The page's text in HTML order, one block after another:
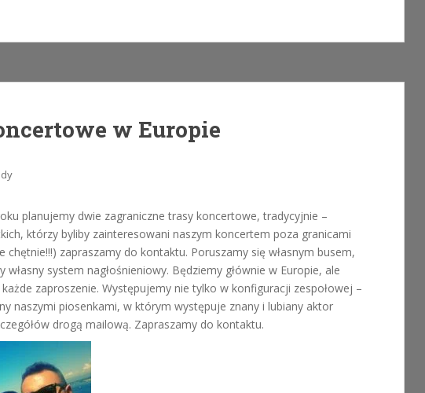
w Europie
planujemy dwie zagraniczne trasy koncertowe, tradycyjnie –
którzy byliby zainteresowani naszym koncertem poza granicami
chętnie!!!) zapraszamy do kontaktu. Poruszamy się własnym busem,
system nagłośnieniowy. Będziemy głównie w Europie, ale
zaproszenie. Występujemy nie tylko w konfiguracji zespołowej –
naszymi piosenkami, w którym występuje znany i lubiany aktor
drogą mailową. Zapraszamy do kontaktu.